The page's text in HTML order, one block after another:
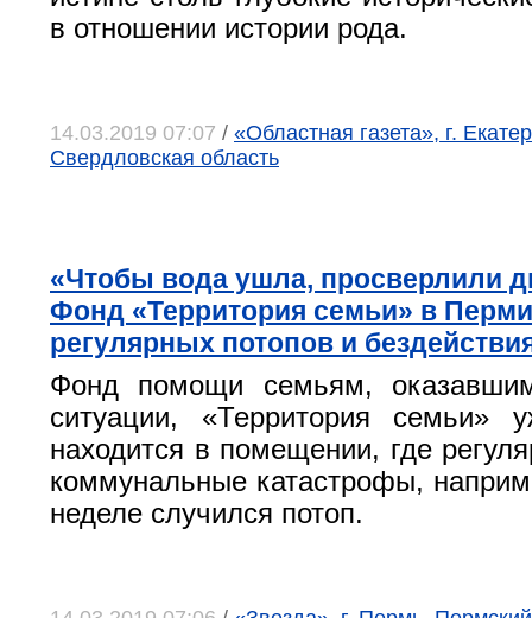
в отношении истории рода.
14.03.2019 07:07 / «Областная газета», г.
Свердловская область
«Чтобы вода ушла, просверлили
Фонд «Территория семьи» в Перми
регулярных потопов и
Фонд помощи семьям,
ситуации, «Территория семьи»
находится в помещении, где
коммунальные катастрофы,
неделе случился потоп.